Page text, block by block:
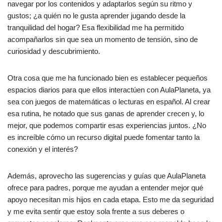
navegar por los contenidos y adaptarlos según su ritmo y
gustos; ¿a quién no le gusta aprender jugando desde la
tranquilidad del hogar? Esa flexibilidad me ha permitido
acompañarlos sin que sea un momento de tensión, sino de
curiosidad y descubrimiento.
Otra cosa que me ha funcionado bien es establecer pequeños
espacios diarios para que ellos interactúen con AulaPlaneta, ya
sea con juegos de matemáticas o lecturas en español. Al crear
esa rutina, he notado que sus ganas de aprender crecen y, lo
mejor, que podemos compartir esas experiencias juntos. ¿No
es increíble cómo un recurso digital puede fomentar tanto la
conexión y el interés?
Además, aprovecho las sugerencias y guías que AulaPlaneta
ofrece para padres, porque me ayudan a entender mejor qué
apoyo necesitan mis hijos en cada etapa. Esto me da seguridad
y me evita sentir que estoy sola frente a sus deberes o